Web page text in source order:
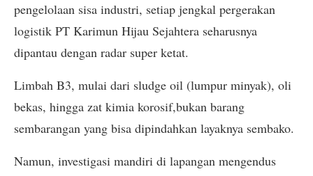
pengelolaan sisa industri, setiap jengkal pergerakan
logistik PT Karimun Hijau Sejahtera seharusnya
dipantau dengan radar super ketat.
Limbah B3, mulai dari sludge oil (lumpur minyak), oli
bekas, hingga zat kimia korosif,bukan barang
sembarangan yang bisa dipindahkan layaknya sembako.
​Namun, investigasi mandiri di lapangan mengendus